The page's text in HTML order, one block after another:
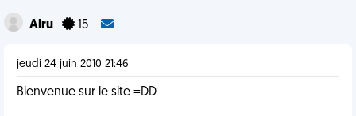
Alru 15
jeudi 24 juin 2010 21:46
Bienvenue sur le site =DD